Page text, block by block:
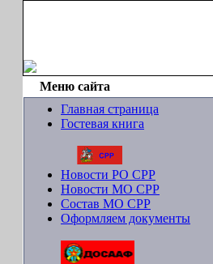
Меню сайта
Главная страница
Гостевая книга
Новости РО СРР
Новости МО СРР
Состав МО СРР
Оформляем документы